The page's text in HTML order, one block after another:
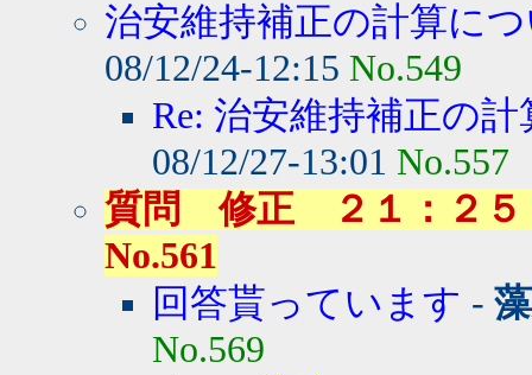
治安維持補正の計算に
08/12/24-12:15 No.549
Re: 治安維持補正の
08/12/27-13:01 No.557
質問 修正 ２１：２５ -
No.561
回答貰っています -
No.569